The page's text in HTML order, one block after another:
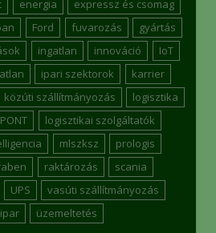
energia
expressz és csomag
Ford fuvarozás
gyártás
ingatlan innováció
IoT
ipari szektorok
karrier
közúti szállítmányozás
logisztika
logisztikai szolgáltatók
mlszksz
prologis
raktározás
scania
UPS
vasúti szállítmányozás
üzemeltetés